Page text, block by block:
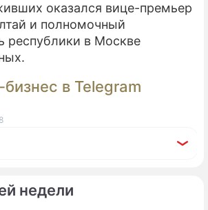
недели
оказался вице-премьер
и полномочный
республики в Москве
в Telegram